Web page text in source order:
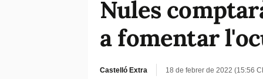
Nules
a fomentar
Castelló Extra 18 de febrer de 2022 (15:56